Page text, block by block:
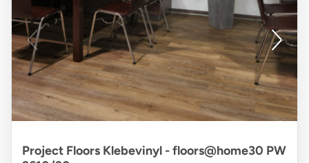
Project Floors Klebevinyl - floors@home30 PW